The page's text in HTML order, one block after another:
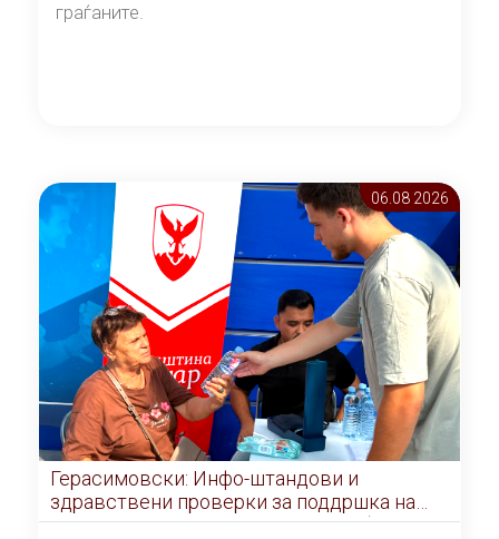
граѓаните.
06.08 2026
Герасимовски: Инфо-штандови и
здравствени проверки за поддршка на
граѓаните во услови на топлотен бран